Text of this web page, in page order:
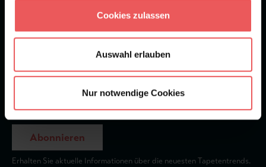
Cookies zulassen
Auswahl erlauben
Nur notwendige Cookies
Abonnieren
Erhalten Sie aktuelle Informationen über die neuesten Tapetentrends.